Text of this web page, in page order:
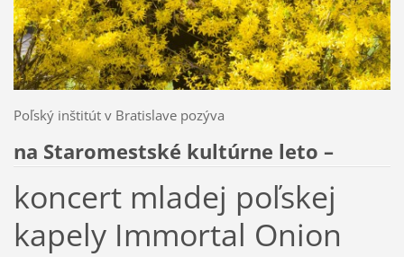
Poľský inštitút v Bratislave pozýva
na Staromestské kultúrne leto –
koncert mladej poľskej
kapely Immortal Onion